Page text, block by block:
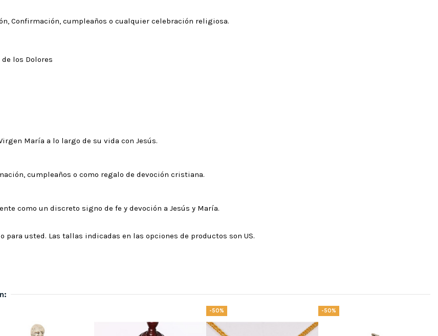
Confirmación, cumpleaños o cualquier celebración religiosa.
los Dolores
María a lo largo de su vida con Jesús.
cumpleaños o como regalo de devoción cristiana.
como un discreto signo de fe y devoción a Jesús y María.
usted. Las tallas indicadas en las opciones de productos son US.
-50% -50%